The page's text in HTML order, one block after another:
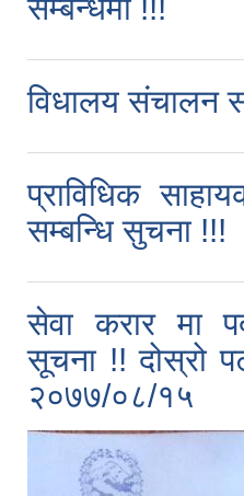
सम्बन्धमा !!!
विधालय संचालन
प्राविधिक
सम्बन्धि सुचना !!!
सेवा करार मा
सूचना !! दोस्रो
२०७७/०८/१५